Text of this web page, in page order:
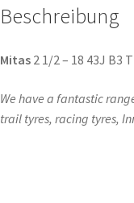
Beschreibung
Mitas2 1/2 – 18 43J B3
We have a fantastic
trail tyres, racing tyres,